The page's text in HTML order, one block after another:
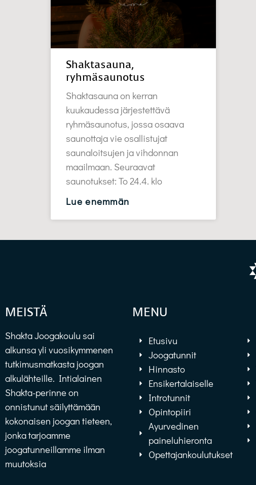
Shaktasauna,
ryhmäsaunotus
Shaktasauna on kerran
kuukaudessa järjestettävä
ryhmäsaunotus, jossa osaava
saunottaja vie osallistujat
saunaloitsujen ja vihdonnan
maailmaan. Seuraavat
saunotukset: To 24.4. klo
Lue enemmän
MEISTÄ
Shakta Joogakoulu sai
alkunsa yli vuosikymmenen
tutkimusmatkasta joogan
alkulähteille. Intialainen
Shakta-perinne on
onnistunut säilyttämään
kokonaisen joogan tieteen,
jonka tarjoamme
joogatunneillamme ilman
muutoksia
MENU
Etusivu
Joogatunnit
Hinnasto
Ensikertalaiselle
Introtunnit
Opintopiiri
Ayurvedinen
paineluhieronta
Opettajankoulutukset